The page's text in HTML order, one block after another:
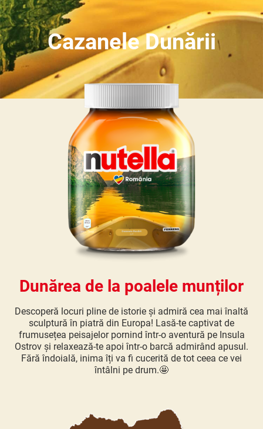
Cazanele Dunării
Dunărea de la poalele munților
Descoperă locuri pline de istorie și admiră cea mai înaltă
sculptură în piatră din Europa! Lasă-te captivat de
frumusețea peisajelor pornind într-o aventură pe Insula
Ostrov și relaxează-te apoi într-o barcă admirând apusul.
Fără îndoială, inima îți va fi cucerită de tot ceea ce vei
întâlni pe drum.🤩